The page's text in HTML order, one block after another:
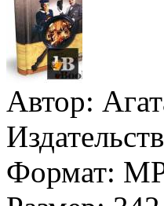
Автор:
Формат: